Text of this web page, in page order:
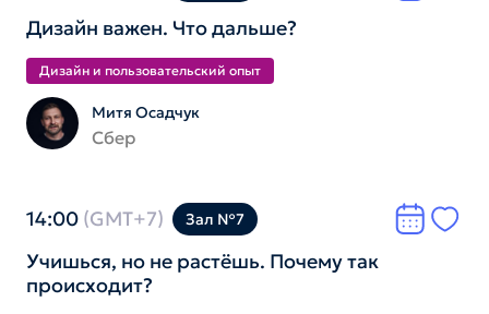
Дизайн важен. Что дальше?
Дизайн и пользователь­ский опыт
Митя Осадчук
Сбер
14:00 (GMT+7) Зал №7
Учишься, но не растёшь. Почему так
происходит?